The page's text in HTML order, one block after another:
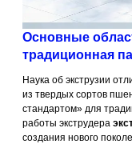
Основные
традиционная
Наука об экструзии
из твердых сортов
стандартом» для
работы экструдера
создания нового